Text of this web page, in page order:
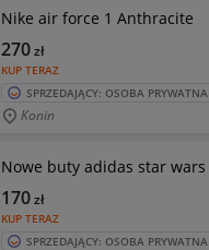
Nike air force 1 Anthracite
KUP TERAZ
270zł
SPRZEDAJĄCY: OSOBA PRYWATNA
Konin
Nowe buty adidas star wars
KUP TERAZ
170zł
SPRZEDAJĄCY: OSOBA PRYWATNA